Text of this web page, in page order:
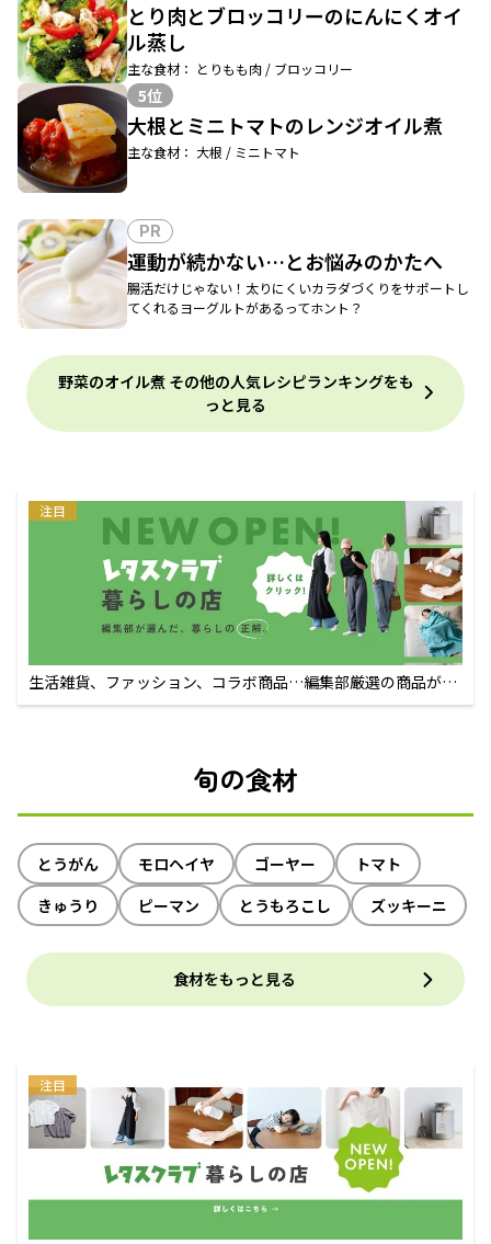
とり肉とブロッコリーのにんにくオイ
ル蒸し
主な食材： とりもも肉 / ブロッコリー
5位
大根とミニトマトのレンジオイル煮
主な食材： 大根 / ミニトマト
PR
運動が続かない…とお悩みのかたへ
腸活だけじゃない！太りにくいカラダづくりをサポートし
てくれるヨーグルトがあるってホント？
野菜のオイル煮 その他の人気レシピランキングをも
っと見る
注目
生活雑貨、ファッション、コラボ商品…編集部厳選の商品が買
えるECサイト
旬の食材
とうがん モロヘイヤ ゴーヤー
トマト
きゅうり
ピーマン とうもろこし ズッキーニ
食材をもっと見る
注目